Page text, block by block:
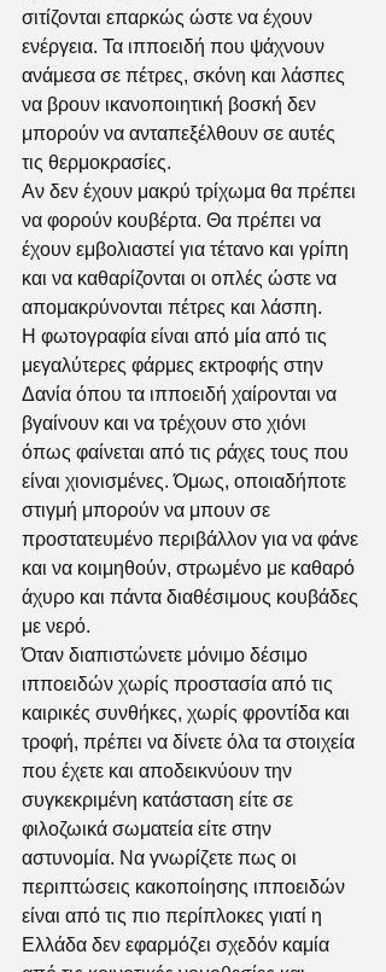
σιτίζονται επαρκώς ώστε να έχουν
ενέργεια. Τα ιπποειδή που ψάχνουν
ανάμεσα σε πέτρες, σκόνη και λάσπες
να βρουν ικανοποιητική βοσκή δεν
μπορούν να ανταπεξέλθουν σε αυτές
τις θερμοκρασίες.
Αν δεν έχουν μακρύ τρίχωμα θα πρέπει
να φορούν κουβέρτα. Θα πρέπει να
έχουν εμβολιαστεί για τέτανο και γρίπη
και να καθαρίζονται οι οπλές ώστε να
απομακρύνονται πέτρες και λάσπη.
Η φωτογραφία είναι από μία από τις
μεγαλύτερες φάρμες εκτροφής στην
Δανία όπου τα ιπποειδή χαίρονται να
βγαίνουν και να τρέχουν στο χιόνι
όπως φαίνεται από τις ράχες τους που
είναι χιονισμένες. Όμως, οποιαδήποτε
στιγμή μπορούν να μπουν σε
προστατευμένο περιβάλλον για να φάνε
και να κοιμηθούν, στρωμένο με καθαρό
άχυρο και πάντα διαθέσιμους κουβάδες
με νερό.
Όταν διαπιστώνετε μόνιμο δέσιμο
ιπποειδών χωρίς προστασία από τις
καιρικές συνθήκες, χωρίς φροντίδα και
τροφή, πρέπει να δίνετε όλα τα στοιχεία
που έχετε και αποδεικνύουν την
συγκεκριμένη κατάσταση είτε σε
φιλοζωικά σωματεία είτε στην
αστυνομία. Να γνωρίζετε πως οι
περιπτώσεις κακοποίησης ιπποειδών
είναι από τις πιο περίπλοκες γιατί η
Ελλάδα δεν εφαρμόζει σχεδόν καμία